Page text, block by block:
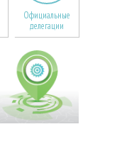
Официальные
делегации